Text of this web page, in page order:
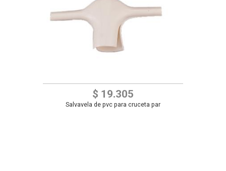
$ 19.305
Salvavela de pvc para cruceta par